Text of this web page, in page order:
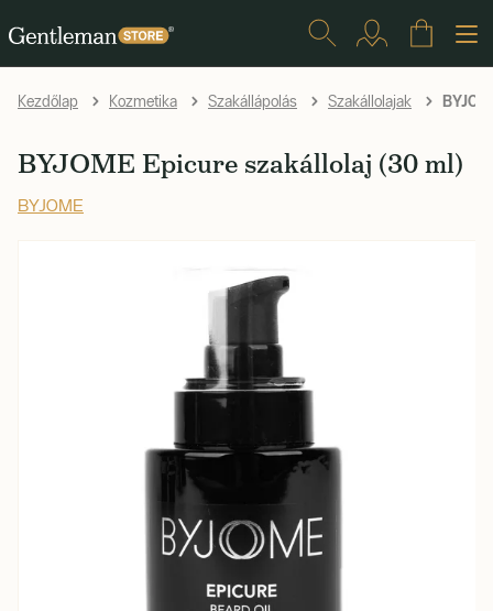
Kezdőlap Kozmetika Szakállápolás Szakállolajak
BYJOME Epicure szakállolaj (30 ml)
BYJOME